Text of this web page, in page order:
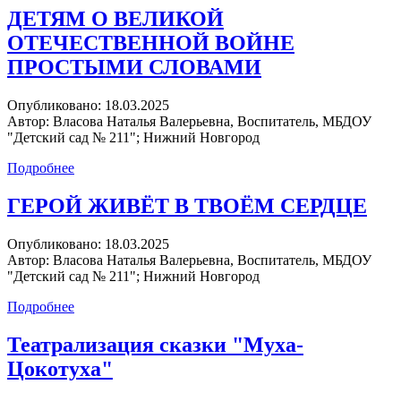
ДЕТЯМ О ВЕЛИКОЙ
ОТЕЧЕСТВЕННОЙ ВОЙНЕ
ПРОСТЫМИ СЛОВАМИ
Опубликовано: 18.03.2025
Автор: Власова Наталья Валерьевна, Воспитатель, МБДОУ
"Детский сад № 211"; Нижний Новгород
Подробнее
ГЕРОЙ ЖИВЁТ В ТВОЁМ СЕРДЦЕ
Опубликовано: 18.03.2025
Автор: Власова Наталья Валерьевна, Воспитатель, МБДОУ
"Детский сад № 211"; Нижний Новгород
Подробнее
Театрализация сказки "Муха-
Цокотуха"